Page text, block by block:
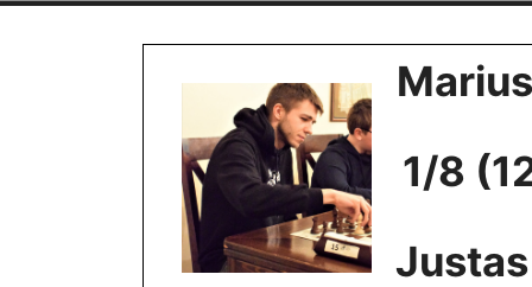
1/8